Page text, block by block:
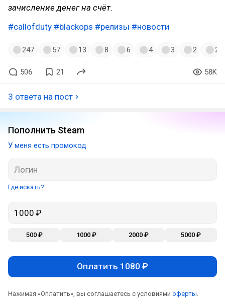
зачисление денег на счёт.
#callofduty #blackops #релизы #новости
247 57 13 8 6 4 3 2 2
506 21 58K
3 ответа на пост
Пополнить Steam
У меня есть промокод
Где искать?
500 ₽ 1000 ₽ 2000 ₽ 5000 ₽
Оплатить 1080 ₽
Нажимая «Оплатить», вы соглашаетесь с условиями оферты